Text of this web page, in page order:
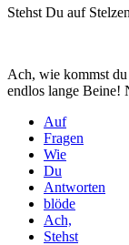
Stehst Du auf
Ach, wie kommst
endlos lange Beine!
Auf
Fragen
Wie
Du
Antworten
blöde
Ach,
Stehst